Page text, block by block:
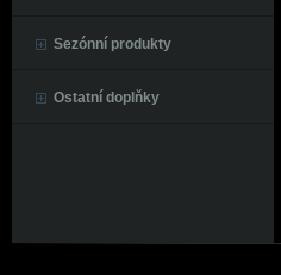
Sezónní produkty
Ostatní doplňky